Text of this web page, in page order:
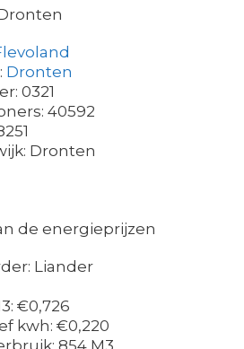
Dronten
0321
40592
Dronten
de energieprijzen
Liander
€0,726
kwh: €0,220